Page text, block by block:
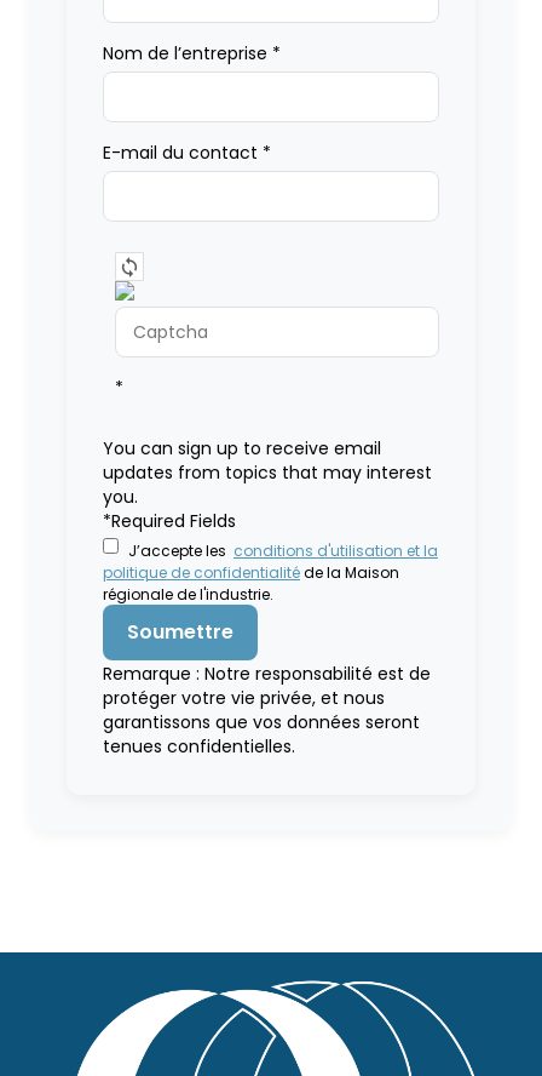
Nom de l’entreprise *
E-mail du contact *
*
You can sign up to receive email
updates from topics that may interest
you.
*Required Fields
J’accepte les conditions d'utilisation et la
politique de confidentialitéde la Maison
régionale de l'industrie.
Remarque : Notre responsabilité est de
protéger votre vie privée, et nous
garantissons que vos données seront
tenues confidentielles.